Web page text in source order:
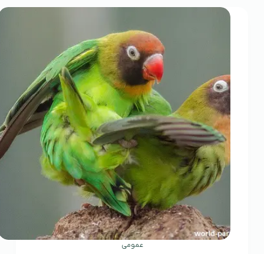
عمومی